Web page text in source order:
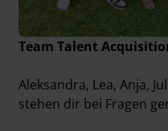
Team Talent
Aleksandra, Lea, Anja,
stehen dir bei Fragen